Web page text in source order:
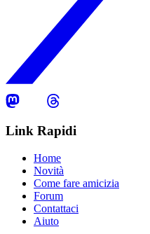
Link Rapidi
Home
Novità
Come fare amicizia
Forum
Contattaci
Aiuto